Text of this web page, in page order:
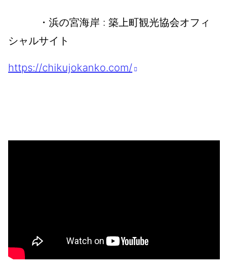
・浜の宮海岸 : 築上町観光協会オフィ
シャルサイト
https://chikujokanko.com/